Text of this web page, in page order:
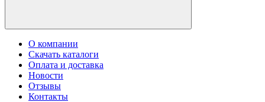
О компании
Скачать каталоги
Оплата и доставка
Новости
Отзывы
Контакты